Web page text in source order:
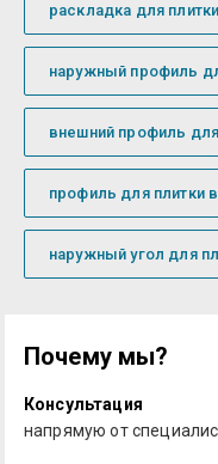
раскладка для плитки
наружный профиль
внешний профиль
профиль для плитки
наружный угол для
Почему мы?
Консультация
напрямую от